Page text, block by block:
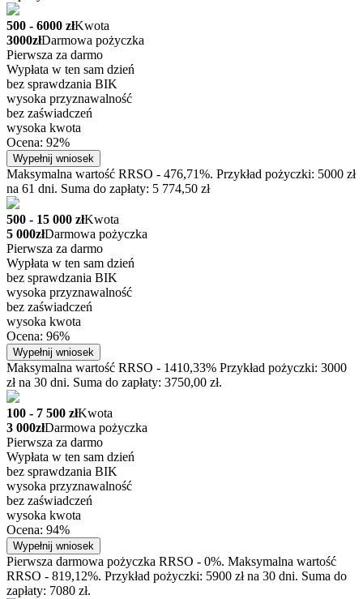
500 - 6000 złKwota
3000złDarmowa pożyczka
Pierwsza za darmo
Wypłata w ten sam dzień
bez sprawdzania BIK
wysoka przyznawalność
bez zaświadczeń
wysoka kwota
Ocena: 92%
Wypełnij wniosek
Maksymalna wartość RRSO - 476,71%. Przykład pożyczki: 5000 zł
na 61 dni. Suma do zapłaty: 5 774,50 zł
500 - 15 000 złKwota
5 000złDarmowa pożyczka
Pierwsza za darmo
Wypłata w ten sam dzień
bez sprawdzania BIK
wysoka przyznawalność
bez zaświadczeń
wysoka kwota
Ocena: 96%
Wypełnij wniosek
Maksymalna wartość RRSO - 1410,33% Przykład pożyczki: 3000
zł na 30 dni. Suma do zapłaty: 3750,00 zł.
100 - 7 500 złKwota
3 000złDarmowa pożyczka
Pierwsza za darmo
Wypłata w ten sam dzień
bez sprawdzania BIK
wysoka przyznawalność
bez zaświadczeń
wysoka kwota
Ocena: 94%
Wypełnij wniosek
Pierwsza darmowa pożyczka RRSO - 0%. Maksymalna wartość
RRSO - 819,12%. Przykład pożyczki: 5900 zł na 30 dni. Suma do
zapłaty: 7080 zł.